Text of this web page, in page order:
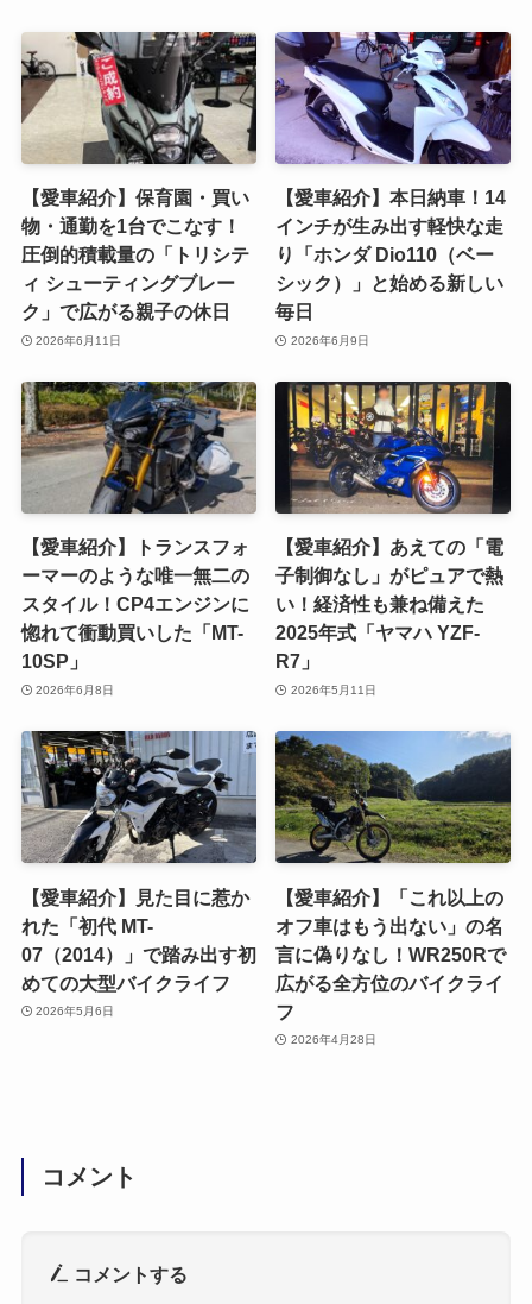
【愛車紹介】保育園・買い
物・通勤を1台でこなす！
圧倒的積載量の「トリシテ
ィ シューティングブレー
ク」で広がる親子の休日
2026年6月11日
【愛車紹介】本日納車！14
インチが生み出す軽快な走
り「ホンダ Dio110（ベー
シック）」と始める新しい
毎日
2026年6月9日
【愛車紹介】トランスフォ
ーマーのような唯一無二の
スタイル！CP4エンジンに
惚れて衝動買いした「MT-
10SP」
2026年6月8日
【愛車紹介】あえての「電
子制御なし」がピュアで熱
い！経済性も兼ね備えた
2025年式「ヤマハ YZF-
R7」
2026年5月11日
【愛車紹介】見た目に惹か
れた「初代 MT-
07（2014）」で踏み出す初
めての大型バイクライフ
2026年5月6日
【愛車紹介】「これ以上の
オフ車はもう出ない」の名
言に偽りなし！WR250Rで
広がる全方位のバイクライ
フ
2026年4月28日
コメント
コメントする